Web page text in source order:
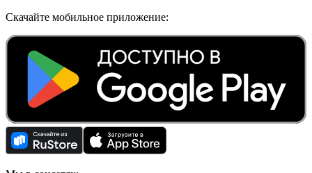
Скачайте мобильное приложение: